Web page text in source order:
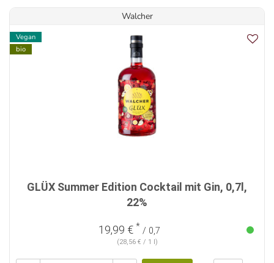
Walcher
Vegan
bio
GLÜX Summer Edition Cocktail mit Gin, 0,7l,
22%
19,99 € * / 0,7
(28,56 € / 1 l)